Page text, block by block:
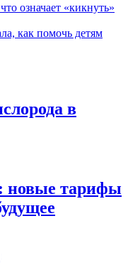
означает «кикнуть»
как помочь детям
в
новые тарифы